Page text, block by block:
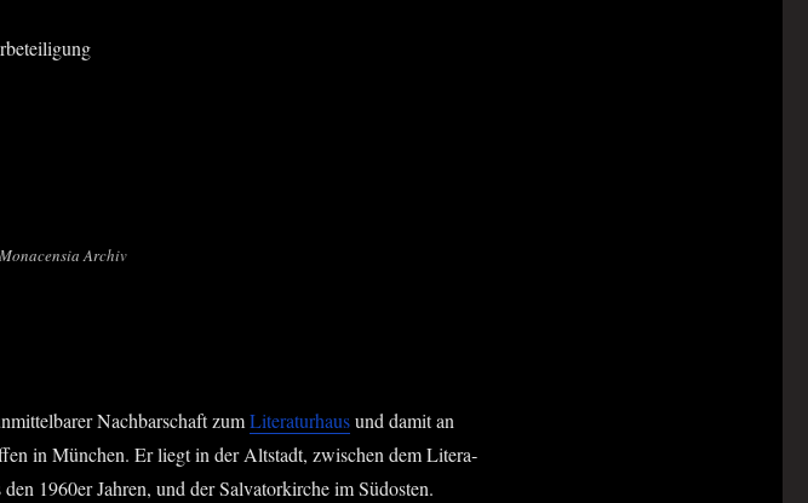
Archiv
Nach­bar­schaft zumLite­ra­tur­hausund damit an
in Mün­chen. Er liegt in der Alt­stadt, zwi­schen dem Lite­ra­
1960er Jah­ren, und der Sal­va­tor­kir­che im Südosten.